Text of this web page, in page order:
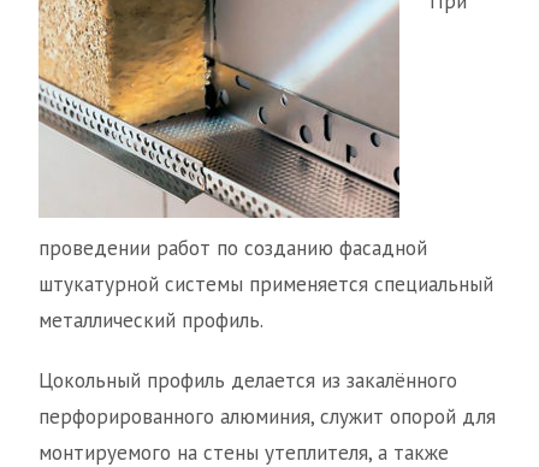
проведении работ по созданию фасадной
штукатурной системы применяется специальный
металлический профиль.
Цокольный профиль делается из закалённого
перфорированного алюминия, служит опорой для
монтируемого на стены утеплителя, а также